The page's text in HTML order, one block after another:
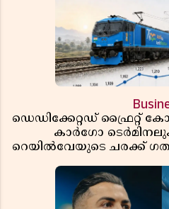
ഡെഡിക്കേറ്റഡ് ഫ്രൈറ്റ്
കാർഗോ
റെയിൽവേയുടെ ചരക്ക്